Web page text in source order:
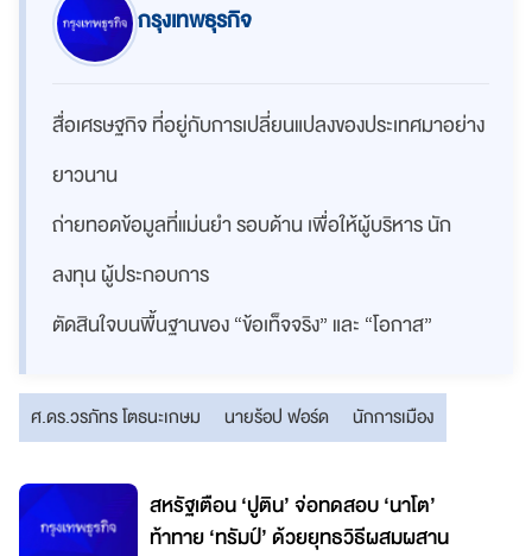
กรุงเทพธุรกิจ
สื่อเศรษฐกิจ ที่อยู่กับการเปลี่ยนแปลงของประเทศมาอย่าง
ยาวนาน
ถ่ายทอดข้อมูลที่แม่นยำ รอบด้าน เพื่อให้ผู้บริหาร นัก
ลงทุน ผู้ประกอบการ
ตัดสินใจบนพื้นฐานของ “ข้อเท็จจริง” และ “โอกาส”
ศ.ดร.วรภัทร โตธนะเกษม นายร้อป ฟอร์ด นักการเมือง
สหรัฐเตือน ‘ปูติน’ จ่อทดสอบ ‘นาโต’
ท้าทาย ‘ทรัมป์’ ด้วยยุทธวิธีผสมผสาน